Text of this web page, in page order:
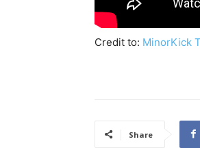
Credit to: MinorKick
Share